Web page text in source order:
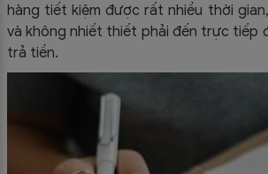
hàng tiết kiệm được rất nhiều thời
và không nhiết thiết phải đến trực tiếp
trả tiền.